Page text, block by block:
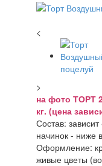
<
>
на фото ТОРТ
кг. (цена
Состав:
начинок - ниже
Оформление:
живые цветы